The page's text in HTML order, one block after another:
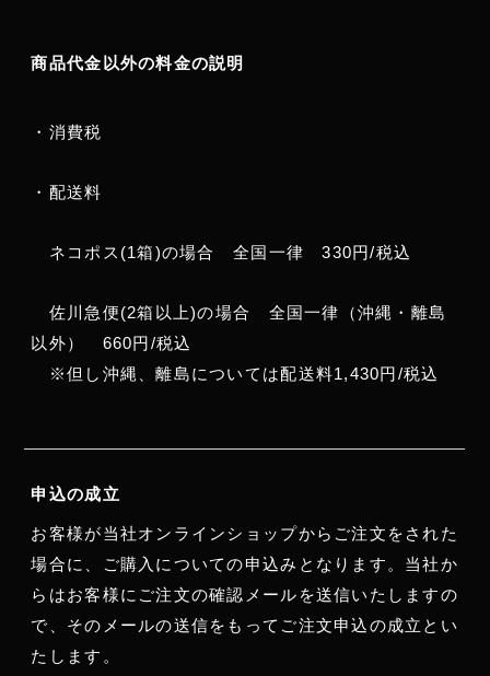
商品代金以外の料金の説明
・消費税
・配送料
ネコポス(1箱)の場合 全国一律 330円/税込
佐川急便(2箱以上)の場合 全国一律（沖縄・離島
以外） 660円/税込
※但し沖縄、離島については配送料1,430円/税込
申込の成立
お客様が当社オンラインショップからご注文をされた
場合に、ご購入についての申込みとなります。当社か
らはお客様にご注文の確認メールを送信いたしますの
で、そのメールの送信をもってご注文申込の成立とい
たします。